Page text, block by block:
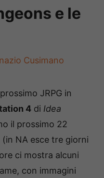
e le
Cusimano
JRPG in
4 di Idea
il prossimo 22
NA esce tre giorni
ci mostra alcuni
con immagini